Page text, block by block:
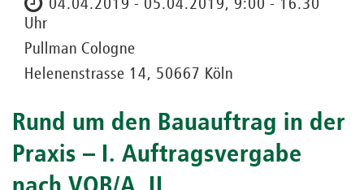
04.04.2019 - 05.04.2019, 9:00 - 16.30
Uhr
Pullman Cologne
Helenenstrasse 14, 50667 Köln
Rund um den Bauauftrag in der
Praxis – I. Auftragsvergabe